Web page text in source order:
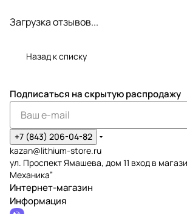
Загрузка отзывов...
Назад к списку
Подписаться на скрытую распродажу
+7 (843) 206-04-82
kazan@lithium-store.ru
ул. Проспект Ямашева, дом 11 вход в
Механика”
Интернет-магазин
Информация